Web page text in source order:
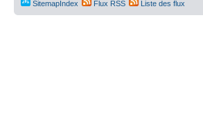
SitemapIndex Flux RSS Liste des flux